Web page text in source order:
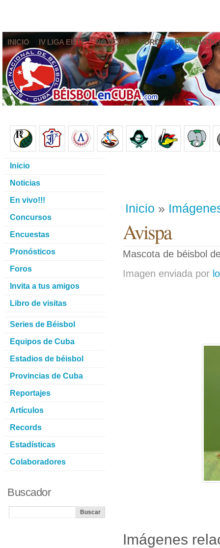
INICIO IV LIGA ELITE NOTICIAS FOROS
Inicio »
Avispa
Mascota de béisbol
Imagen enviada por
Imágenes
Inicio
Noticias
En vivo!!!
Concursos
Encuestas
Pronósticos
Foros
Invita a tus amigos
Libro de visitas
Series de Béisbol
Equipos de Cuba
Estadios de béisbol
Provincias de Cuba
Reportajes
Artículos
Records
Estadísticas
Colaboradores
Buscador